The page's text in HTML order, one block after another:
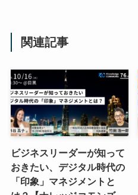
関連記事
ビジネスリーダーが知って
おきたい、デジタル時代の
「印象」マネジメントと